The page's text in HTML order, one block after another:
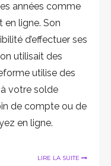
années comme
en ligne. Son
d’effectuer ses
utilisait des
utilise des
votre solde
de compte ou de
en ligne.
LIRE LA SUITE